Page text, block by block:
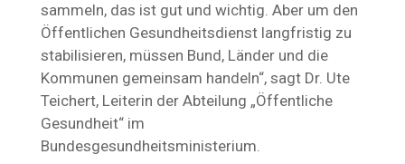
sammeln, das ist gut und wichtig. Aber um den
Öffentlichen Gesundheitsdienst langfristig zu
stabilisieren, müssen Bund, Länder und die
Kommunen gemeinsam handeln“, sagt Dr. Ute
Teichert, Leiterin der Abteilung „Öffentliche
Gesundheit“ im
Bundesgesundheitsministerium.